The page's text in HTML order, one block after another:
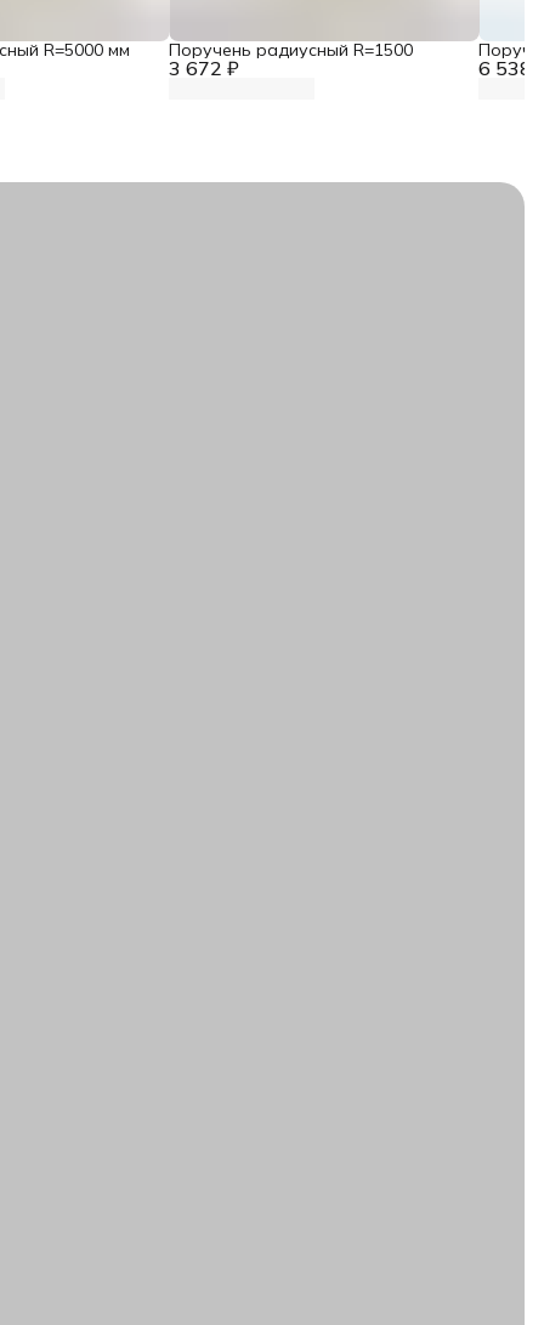
R=5000 мм
3 672 ₽
Поручень радиусный R=1500
6 538